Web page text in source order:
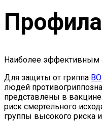
Наиболее эффективным
Для защиты от гриппа
людей
представлены в
риск смертельного
группы высокого риска